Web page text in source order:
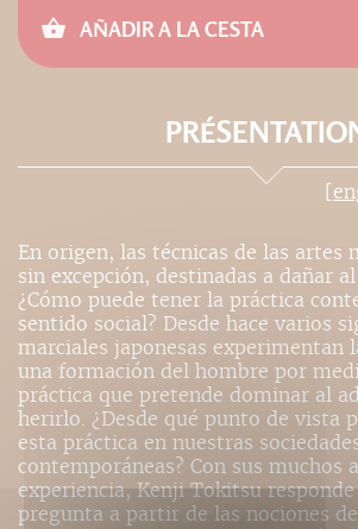
AÑADIR A LA CESTA
En origen, las técnicas de las artes
sin excepción, destinadas a dañar
¿Cómo puede tener la práctica
sentido social? Desde hace varios
marciales japonesas experimentan
una formación del hombre por
práctica que pretende dominar al
herirlo. ¿Desde qué punto de vista
esta práctica en nuestras
contemporáneas? Con sus muchos
experiencia, Kenji Tokitsu
pregunta a partir de las nociones